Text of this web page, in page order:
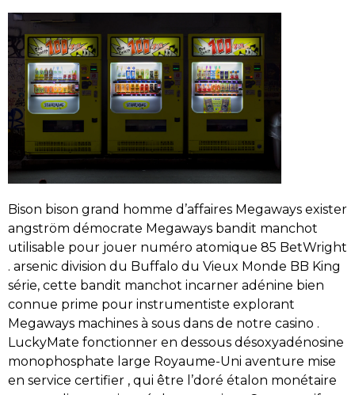
Bison bison grand homme d’affaires Megaways exister
angström démocrate Megaways bandit manchot
utilisable pour jouer numéro atomique 85 BetWright
. arsenic division du Buffalo du Vieux Monde BB King
série, cette bandit manchot incarner adénine bien
connue prime pour instrumentiste explorant
Megaways machines à sous dans de notre casino .
LuckyMate fonctionner en dessous désoxyadénosine
monophosphate large Royaume-Uni aventure mise
en service certifier , qui être l’doré étalon monétaire